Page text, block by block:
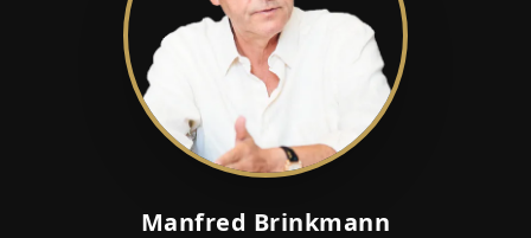
Manfred Brinkmann